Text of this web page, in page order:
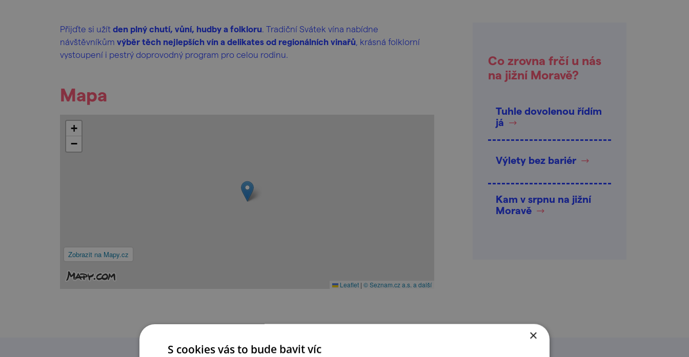
Přijďte si užít den plný chutí, vůní, hudby a folkloru. Tradiční Svátek vína nabídne
návštěvníkům výběr těch nejlepších vín a delikates od regionálních vinařů , krásná folklorní
vystoupení i pestrý doprovodný program pro celou rodinu.
Mapa
Zobrazit na Mapy.cz
+
−
Leaflet | © Seznam.cz a.s. a další
Co zrovna frčí u nás
na jižní Moravě?
Tuhle dovolenou řídím
já
Výlety bez bariér
Kam v srpnu na jižní
Moravě
×
S cookies vás to bude bavit víc